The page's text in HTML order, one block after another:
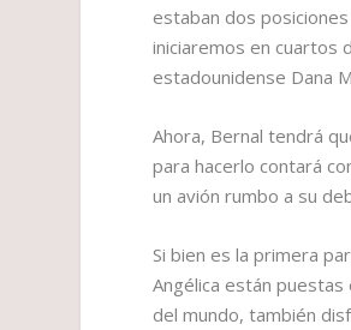
estaban dos
iniciaremos en cuartos
estadounidense Dana
Ahora, Bernal tendrá
para hacerlo contará
un avión rumbo a su
Si bien es la primera
Angélica están
del mundo, también